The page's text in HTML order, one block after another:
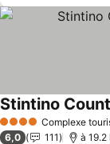
4 Étoiles Complexe
Stintino
6,0 111 à 19.2